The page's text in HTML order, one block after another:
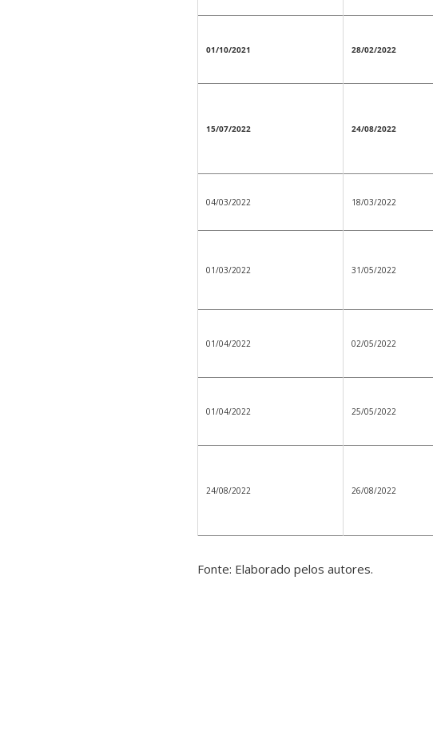
01/10/2021 28/02/2022
15/07/2022 24/08/2022
04/03/2022 18/03/2022
01/03/2022 31/05/2022
01/04/2022 02/05/2022
01/04/2022 25/05/2022
24/08/2022 26/08/2022
Fonte: Elaborado pelos autores.